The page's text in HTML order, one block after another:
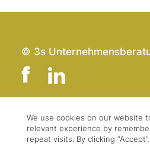
© 3s
Team
Kontakt
We use cookies on our website
relevant experience by
repeat visits. By clicking